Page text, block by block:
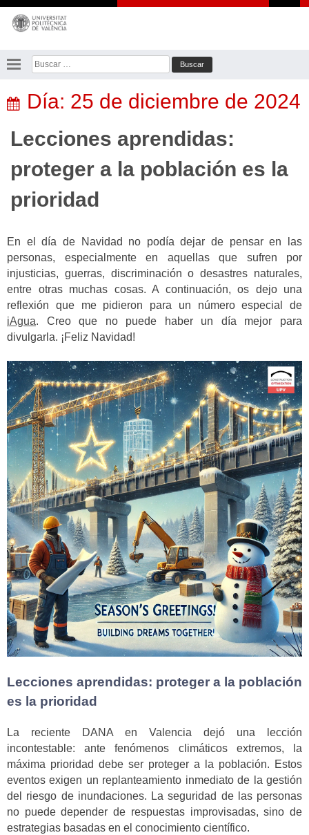
Saltar
contenido
Buscar:
Día: 25 de diciembre de 2024
Lecciones aprendidas:
proteger a la población es la
prioridad
En el día de Navidad no podía dejar de pensar en las
personas, especialmente en aquellas que sufren por
injusticias, guerras, discriminación o desastres naturales,
entre otras muchas cosas. A continuación, os dejo una
reflexión que me pidieron para un número especial de
iAgua. Creo que no puede haber un día mejor para
divulgarla. ¡Feliz Navidad!
Lecciones aprendidas: proteger a la población
es la prioridad
La reciente DANA en Valencia dejó una lección
incontestable: ante fenómenos climáticos extremos, la
máxima prioridad debe ser proteger a la población. Estos
eventos exigen un replanteamiento inmediato de la gestión
del riesgo de inundaciones. La seguridad de las personas
no puede depender de respuestas improvisadas, sino de
estrategias basadas en el conocimiento científico.